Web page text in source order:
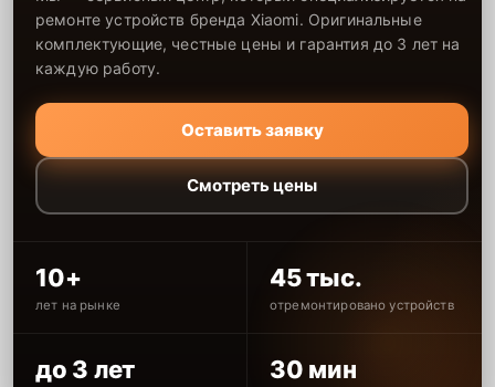
ремонте устройств бренда Xiaomi. Оригинальные
комплектующие, честные цены и гарантия до 3 лет на
каждую работу.
Оставить заявку
Смотреть цены
10+
лет на рынке
45 тыс.
отремонтировано устройств
до 3 лет 30 мин